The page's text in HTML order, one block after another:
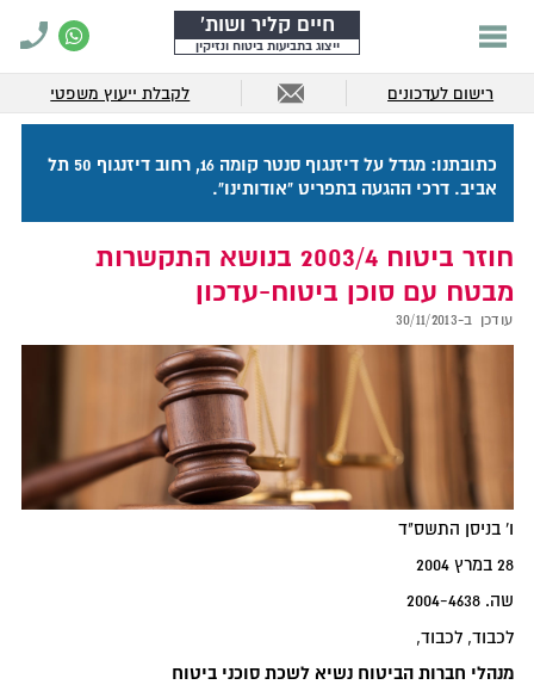
חיים קליר ושות'
ייצוג בתביעות ביטוח ונזיקין
רישום לעדכונים לקבלת ייעוץ משפטי
כתובתנו: מגדל על דיזנגוף סנטר קומה 16, רחוב דיזנגוף 50 תל
אביב. דרכי ההגעה בתפריט "אודותינו".
חוזר ביטוח 2003/4 בנושא התקשרות
מבטח עם סוכן ביטוח-עדכון
עודכן ב-30/11/2013
ו' בניסן התשס"ד
28 במרץ 2004
שה. 2004-4638
לכבוד, לכבוד,
מנהלי חברות הביטוח נשיא לשכת סוכני ביטוח